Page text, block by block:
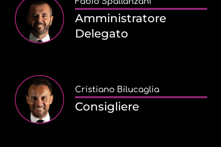
Amministratore
Delegato
Cristiano Bilucaglia
Consigliere